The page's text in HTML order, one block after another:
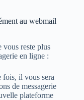
au webmail
vous reste plus
en ligne :
fois, il vous sera
de messagerie
plateforme